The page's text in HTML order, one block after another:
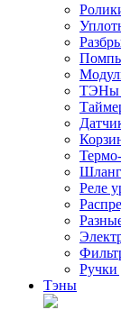
ТЭНы
Реле
Ручки
Тэны